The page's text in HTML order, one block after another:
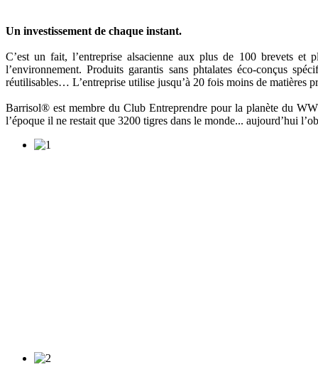
Un investissement de chaque instant.
C’est un fait, l’entreprise alsacienne aux plus de 100 brevets
l’environnement. Produits garantis sans phtalates éco-conçus
réutilisables… L’entreprise utilise jusqu’à 20 fois moins de matières
Barrisol® est membre du Club Entreprendre pour la planète du
l’époque il ne restait que 3200 tigres dans le monde... aujourd’hui